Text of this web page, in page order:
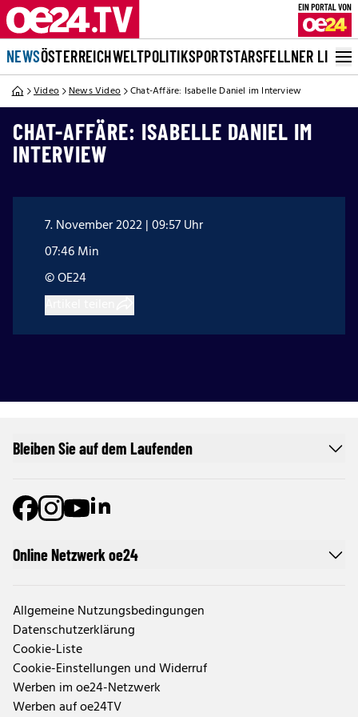
NEWSÖSTERREICHWELTPOLITIKSPORTSTARSFELLNER LIVE
Video News Video Chat-Affäre: Isabelle Daniel im Interview
CHAT-AFFÄRE: ISABELLE DANIEL IM
INTERVIEW
7. November 2022 | 09:57 Uhr
07:46 Min
© OE24
Online Netzwerk oe24
Allgemeine Nutzungsbedingungen
Datenschutzerklärung
Cookie-Liste
Cookie-Einstellungen und Widerruf
Werben im oe24-Netzwerk
Werben auf oe24TV
Bleiben Sie auf dem Laufenden